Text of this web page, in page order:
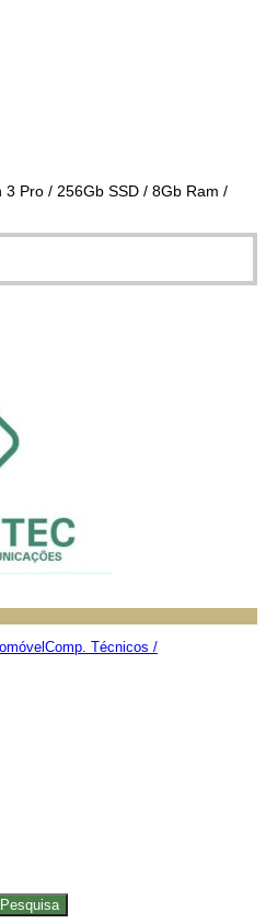
Pro / 256Gb SSD / 8Gb Ram /
Comp. Técnicos /
Pesquisa